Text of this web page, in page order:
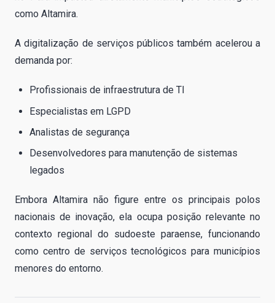
como Altamira.
A digitalização de serviços públicos também acelerou a
demanda por:
Profissionais de infraestrutura de TI
Especialistas em LGPD
Analistas de segurança
Desenvolvedores para manutenção de sistemas
legados
Embora Altamira não figure entre os principais polos
nacionais de inovação, ela ocupa posição relevante no
contexto regional do sudoeste paraense, funcionando
como centro de serviços tecnológicos para municípios
menores do entorno.